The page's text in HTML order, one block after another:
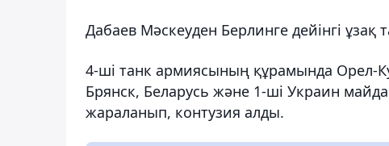
Дабаев Мәскеуден Берлинге дейінгі ұзақ
4-ші танк армиясының құрамында Орел-
Брянск, Беларусь және 1-ші Украин
жараланып, контузия алды.